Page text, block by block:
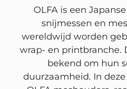
OLFA is een
snijmessen en
wereldwijd worden
wrap- en printbranche.
bekend om hun
duurzaamheid. In